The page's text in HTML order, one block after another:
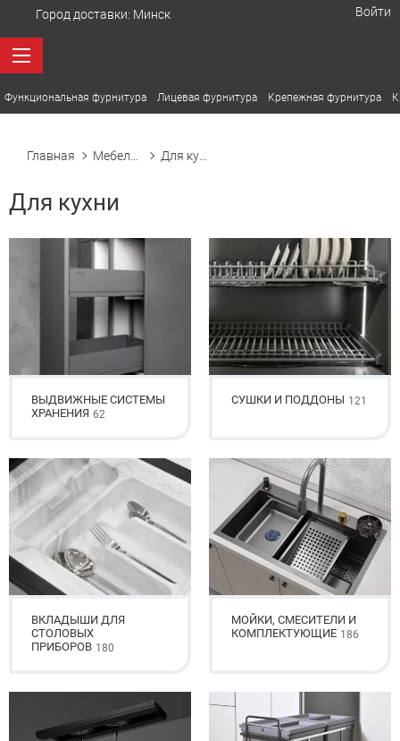
Город доставки: Минск Войти
Функциональная фурнитура Лицевая фурнитура Крепежная фурнитура
Главная
Для кухни
ВЫДВИЖНЫЕ СИСТЕМЫ
ХРАНЕНИЯ 62
СУШКИ И ПОДДОНЫ 121
ВКЛАДЫШИ ДЛЯ
СТОЛОВЫХ
ПРИБОРОВ 180
МОЙКИ, СМЕСИТЕЛИ И
КОМПЛЕКТУЮЩИЕ 186